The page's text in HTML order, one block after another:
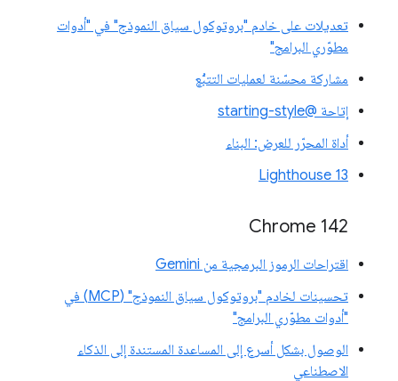
تعديلات على خادم "بروتوكول سياق النموذج" في "أدوات
مطوّري البرامج"
مشاركة محسّنة لعمليات التتبُّع
إتاحة @starting-style
أداة المحرّر للعرض: البناء
Lighthouse 13
Chrome 142
اقتراحات الرموز البرمجية من Gemini
تحسينات لخادم "بروتوكول سياق النموذج" (MCP) في
"أدوات مطوّري البرامج"
الوصول بشكل أسرع إلى المساعدة المستندة إلى الذكاء
الاصطناعي